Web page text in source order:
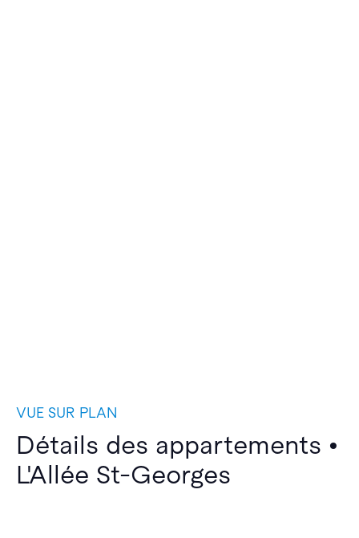
VUE SUR PLAN
Détails des appartements •
L'Allée St-Georges